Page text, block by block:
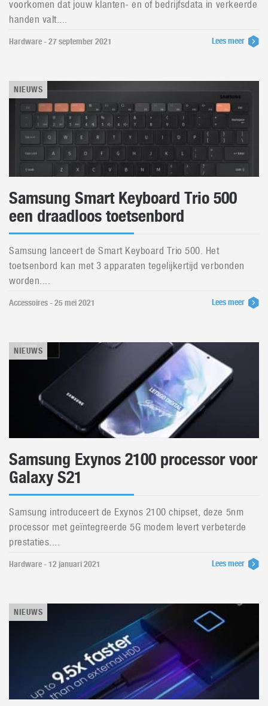
voorkomen dat jouw klanten- en of bedrijfsdata in verkeerde
handen valt....
Hardware - 27 september 2021 Lees meer
NIEUWS
Samsung Smart Keyboard Trio 500
een draadloos toetsenbord
Samsung lanceert de Smart Keyboard Trio 500. Het
toetsenbord kan met 3 apparaten tegelijkertijd verbonden
worden....
Accessoires - 25 mei 2021 Lees meer
NIEUWS
Samsung Exynos 2100 processor voor
Galaxy S21
Samsung introduceert de Exynos 2100 chipset, deze 5nm
processor met geïntegreerde 5G modem levert verbeterde
prestaties....
Hardware - 12 januari 2021 Lees meer
NIEUWS